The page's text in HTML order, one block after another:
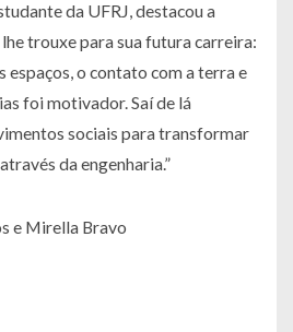
da UFRJ, destacou a
trouxe para sua futura carreira:
espaços, o contato com a terra e
foi motivador. Saí de lá
sociais para transformar
da engenharia.”
e Mirella Bravo